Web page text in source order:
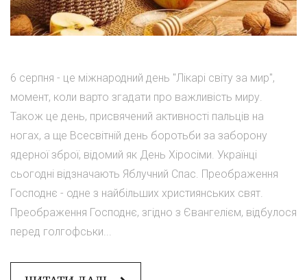
6 серпня - це міжнародний день "Лікарі світу за мир",
момент, коли варто згадати про важливість миру.
Також це день, присвячений активності пальців на
ногах, а ще Всесвітній день боротьби за заборону
ядерної зброї, відомий як День Хіросіми. Українці
сьогодні відзначають Яблучний Спас. Преображення
Господнє - одне з найбільших християнських свят.
Преображення Господнє, згідно з Євангелієм, відбулося
перед голгофськи...